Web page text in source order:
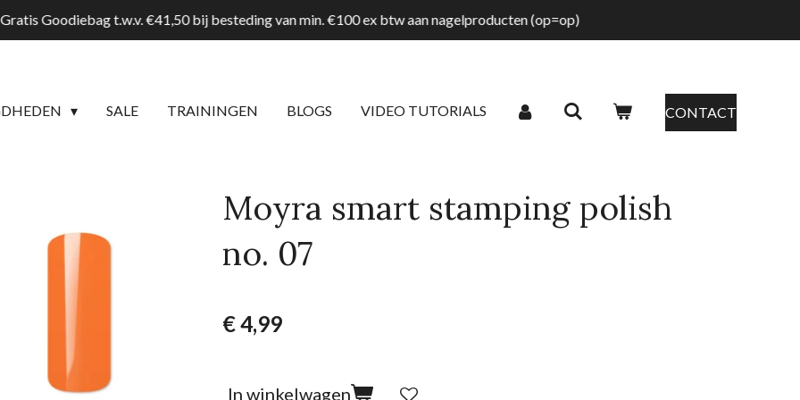
Goodiebag t.w.v. €41,50 bij besteding van min. €100 ex btw aan nagelproducten (op=op)
SALE TRAININGEN BLOGS VIDEO TUTORIALS CONTACT
Moyra smart stamping polish
no. 07
€ 4,99
In winkelwagen